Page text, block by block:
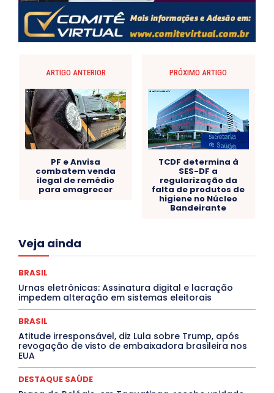
ARTIGO ANTERIOR
PF e Anvisa
combatem venda
ilegal de remédio
para emagrecer
PRÓXIMO ARTIGO
TCDF determina à
SES-DF a
regularização da
falta de produtos de
higiene no Núcleo
Bandeirante
Veja ainda
Acre
Congressuanas & Esplanadumas
Covid-19
Crônica Política Crônicas
CULTURA
Cultura e Tal
DANÇA Dengue
Denuncia
DESTAQUE BRASIL
DESTAQUE DF
DESTAQUE SAÚDE
DESTAQUES OUTROS
ELEIÇÕES
EMPREGO E OPORTUNIDADES
ENTORNO
Especial
Espírito Santo ESPORTE
ESTÁGIO
Febre Oropouche
FILMES
Goiás
INTELIGÊNCIA ARTIFICIAL
BRASIL
Urnas eletrônicas: Assinatura digital e lacração
impedem alteração em sistemas eleitorais
BRASIL
Atitude irresponsável, diz Lula sobre Trump, após
revogação de visto de embaixadora brasileira nos
EUA
DESTAQUE SAÚDE